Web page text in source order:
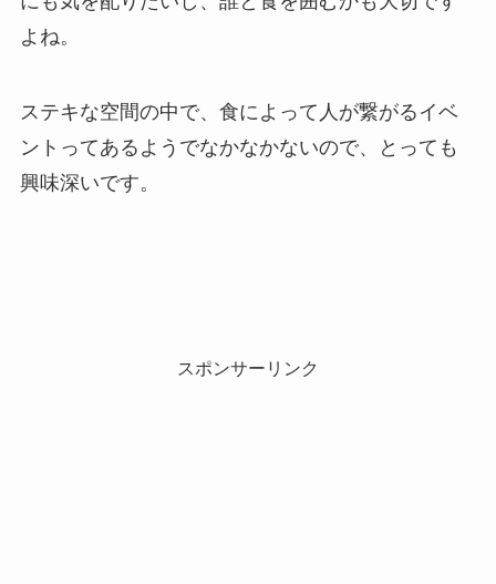
よね。
ステキな空間の中で、食によって人が繋がるイベ
ントってあるようでなかなかないので、とっても
興味深いです。
スポンサーリンク